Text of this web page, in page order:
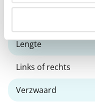
Lengte
Links of rechts
Verzwaard